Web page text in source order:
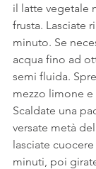
il latte vegetale
frusta. Lasciate
minuto. Se
acqua fino ad
semi fluida.
mezzo limone e
Scaldate una
versate metà
lasciate
minuti, poi